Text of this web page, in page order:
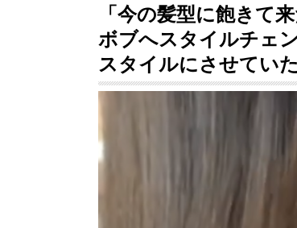
「今の髪型に飽きて
ボブへスタイルチェ
スタイルにさせてい